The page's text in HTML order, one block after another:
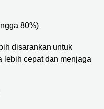
80%)
disarankan untuk
lebih cepat dan menjaga